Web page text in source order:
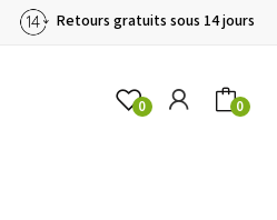
Retours gratuits sous 14 jours
0 0